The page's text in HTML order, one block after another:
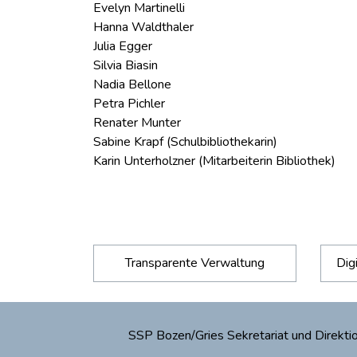
Evelyn Martinelli
Hanna Waldthaler
Julia Egger
Silvia Biasin
Nadia Bellone
Petra Pichler
Renater Munter
Sabine Krapf (Schulbibliothekarin)
Karin Unterholzner (Mitarbeiterin Bibliothek)
Transparente Verwaltung
SSP Bozen/Gries Sekretariat und